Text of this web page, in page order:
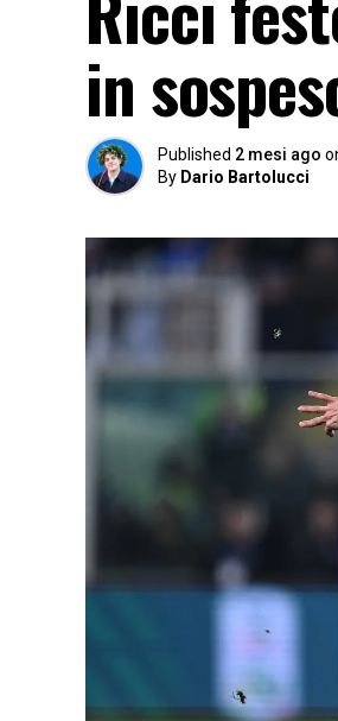
in
Published 2 mesi ago
By Dario Bartolucci